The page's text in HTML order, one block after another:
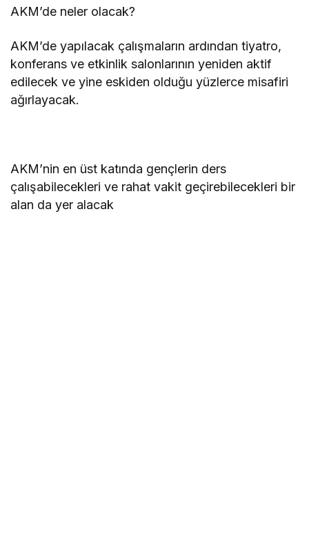
AKM’de neler olacak?
AKM’de yapılacak çalışmaların ardından tiyatro,
konferans ve etkinlik salonlarının yeniden aktif
edilecek ve yine eskiden olduğu yüzlerce misafiri
ağırlayacak.
AKM’nin en üst katında gençlerin ders
çalışabilecekleri ve rahat vakit geçirebilecekleri bir
alan da yer alacak